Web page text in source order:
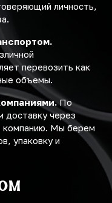
личность,
перевозить как
объемы.
По
доставку через
компанию. Мы берем
упаковку и